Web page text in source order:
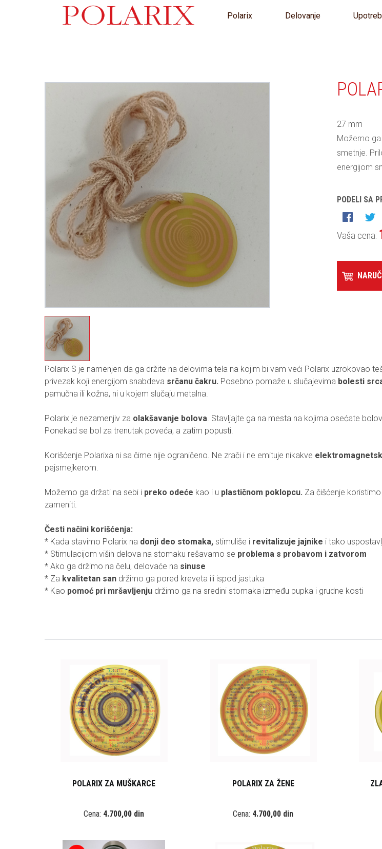
Polarix Delovanje
27 mm
Možemo
smetnje.
energijom
PODELI SA
Vaša cena:
Polarix S je namenjen da ga držite na delovima tela na kojim bi vam veći Polarix uzrokovao
privezak koji energijom snabdeva srčanu čakru. Posebno pomaže u slučajevima bolesti
pamučna ili kožna, ni u kojem slučaju metalna.
Polarix je nezamenjiv za olakšavanje bolova. Stavljajte ga na mesta na kojima osećate
Ponekad se bol za trenutak poveća, a zatim popusti.
Korišćenje Polarixa ni sa čime nije ograničeno. Ne zrači i ne emituje nikakve
pejsmejkerom.
Možemo ga držati na sebi i preko odeće kao i u plastičnom poklopcu. Za čišćenje
zameniti.
Česti načini korišćenja:
* Kada stavimo Polarix na donji deo stomaka, stimuliše i revitalizuje jajnike i tako
* Stimulacijom viših delova na stomaku rešavamo se problema s probavom i zatvorom
* Ako ga držimo na čelu, delovaće na sinuse
* Za kvalitetan san držimo ga pored kreveta ili ispod jastuka
* Kao pomoć pri mršavljenju držimo ga na sredini stomaka između pupka i grudne kosti
POLARIX ZA MUŠKARCE
Cena: 4.700,00 din
POLARIX ZA ŽENE
Cena: 4.700,00 din